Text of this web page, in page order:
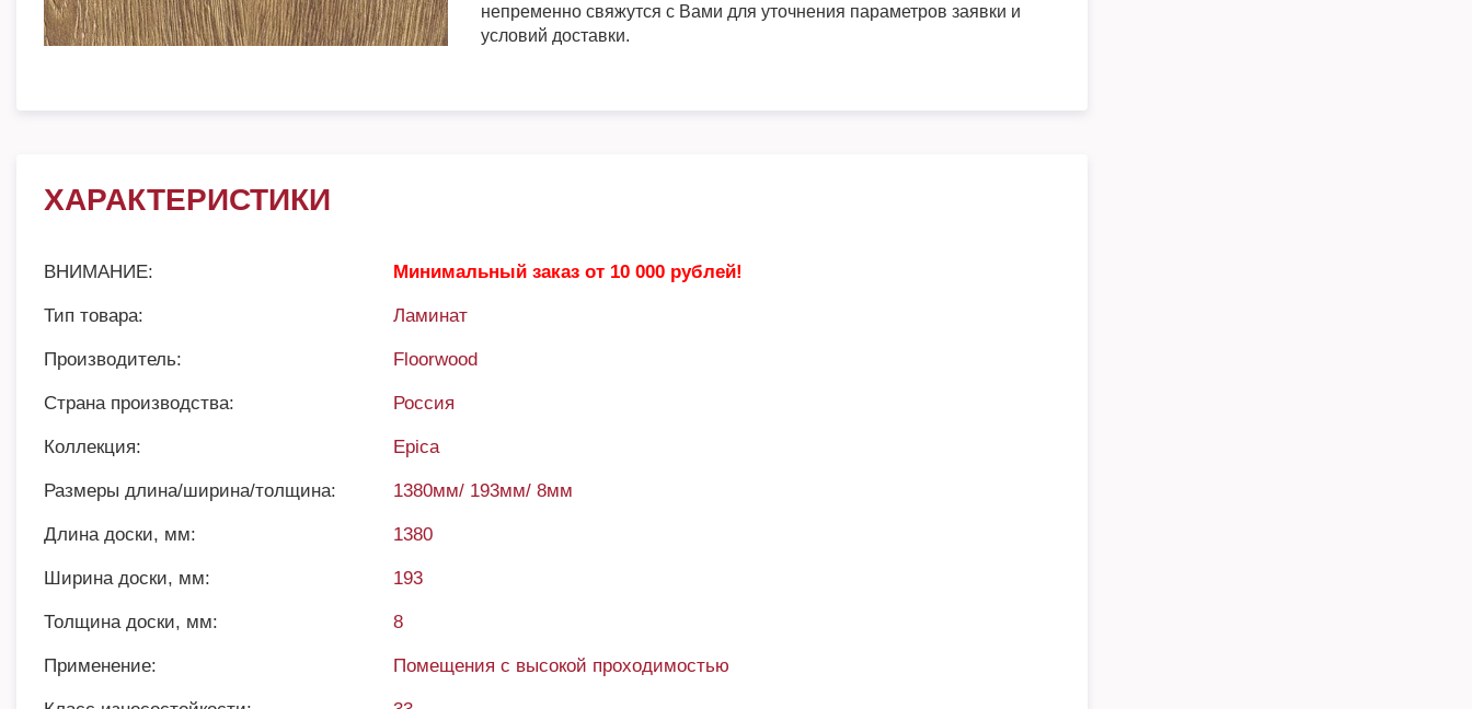
непременно свяжутся с Вами для уточнения параметров заявки и
условий доставки.
ХАРАКТЕРИСТИКИ
ВНИМАНИЕ: Минимальный заказ от 10 000 рублей!
Тип товара: Ламинат
Производитель: Floorwood
Страна производства: Россия
Коллекция: Epica
Размеры длина/ширина/толщина: 1380мм/ 193мм/ 8мм
Длина доски, мм: 1380
Ширина доски, мм: 193
Толщина доски, мм: 8
Применение: Помещения с высокой проходимостью